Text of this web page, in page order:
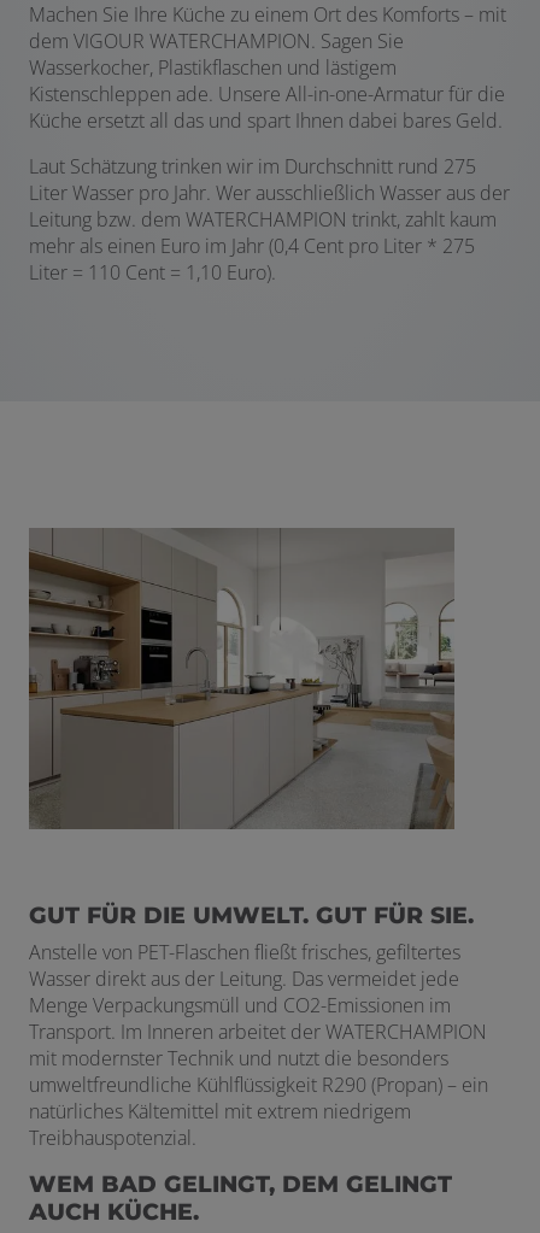
Machen Sie Ihre Küche zu einem Ort des Komforts – mit
dem VIGOUR WATERCHAMPION. Sagen Sie
Wasserkocher, Plastikflaschen und lästigem
Kistenschleppen ade. Unsere All-in-one-Armatur für die
Küche ersetzt all das und spart Ihnen dabei bares Geld.
Laut Schätzung trinken wir im Durchschnitt rund 275
Liter Wasser pro Jahr. Wer ausschließlich Wasser aus der
Leitung bzw. dem WATERCHAMPION trinkt, zahlt kaum
mehr als einen Euro im Jahr (0,4 Cent pro Liter * 275
Liter = 110 Cent = 1,10 Euro).
GUT FÜR DIE UMWELT. GUT FÜR SIE.
Anstelle von PET-Flaschen fließt frisches, gefiltertes
Wasser direkt aus der Leitung. Das vermeidet jede
Menge Verpackungsmüll und CO2-Emissionen im
Transport. Im Inneren arbeitet der WATERCHAMPION
mit modernster Technik und nutzt die besonders
umweltfreundliche Kühlflüssigkeit R290 (Propan) – ein
natürliches Kältemittel mit extrem niedrigem
Treibhauspotenzial.
WEM BAD GELINGT, DEM GELINGT
AUCH KÜCHE.